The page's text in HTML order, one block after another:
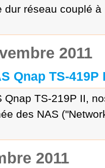
dur réseau couplé
2011
Qnap TS-419P
Qnap TS-219P II,
des NAS
2011